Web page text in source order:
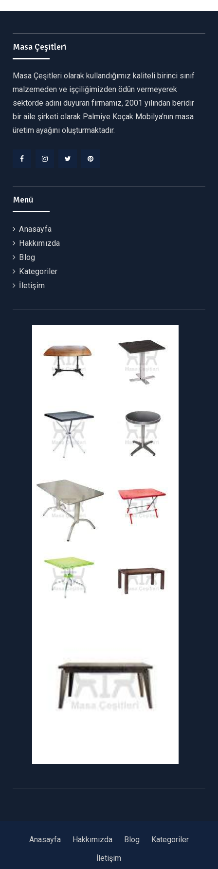
Masa Çeşitleri
Masa Çeşitleri olarak kullandığımız kaliteli birinci sınıf
malzemeden ve işçiliğimizden ödün vermeyerek
sektörde adını duyuran firmamız, 2001 yılından beridir
bir aile şirketi olarak Palmiye Koçak Mobilya’nın masa
üretim ayağını oluşturmaktadır.
Menü
Anasayfa
Hakkımızda
Blog
Kategoriler
İletişim
Anasayfa Hakkımızda Blog
Kategoriler
İletişim